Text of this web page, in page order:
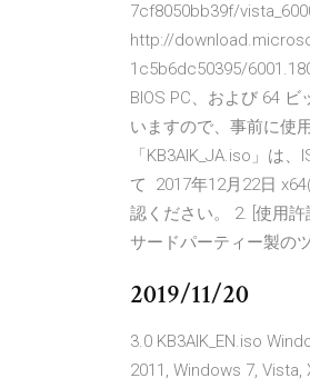
7cf8050bb39f/
http://
1c5b6dc50395/
BIOS PC、および 64
いますので、事前に使
「KB3AIK_JA.iso」は
て 2017年12月22日
認ください。 2. [使用
サードパーティー製の
2019/11/20
3.0 KB3AIK_EN.iso
2011, Windows 7,